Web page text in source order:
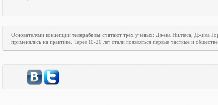
Основателями концепции телеработы считают трёх учёных: Джека Ниллеса, Джила
применялись на практике. Через 10-20 лет стали появляться первые частные и